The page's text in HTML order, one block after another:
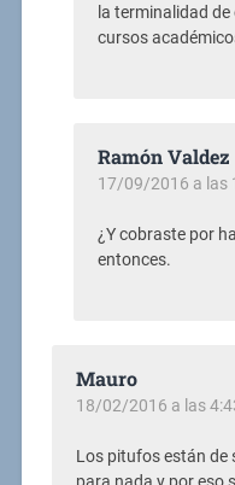
la terminalidad
cursos
Ramón Valdez
17/09/2016 a las
¿Y cobraste por
entonces.
Mauro
18/02/2016 a las
Los pitufos están de